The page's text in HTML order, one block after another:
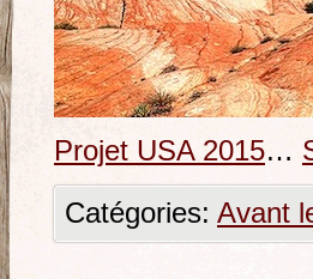
Projet USA 2015…
Catégories: Avant